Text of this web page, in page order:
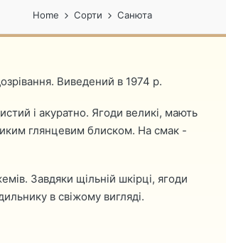
Home Сорти Санюта
Виведений в 1974 р.
і акуратно. Ягоди великі, мають
глянцевим блиском. На смак -
Завдяки щільній шкірці, ягоди
в свіжому вигляді.